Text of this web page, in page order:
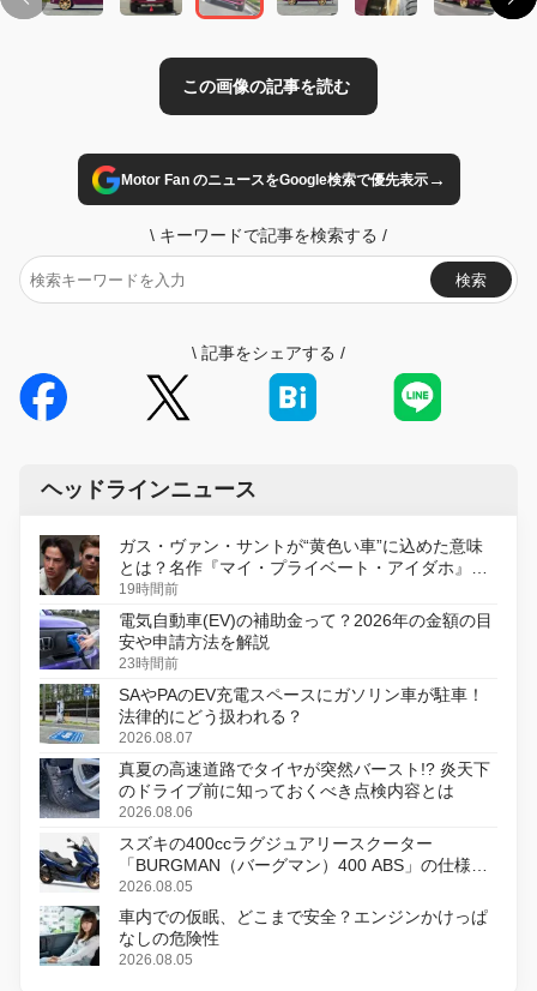
Motor Fan のニュースをGoogle検索で優先表示→
\ キーワードで記事を検索する /
検索
\ 記事をシェアする /
ヘッドラインニュース
ガス・ヴァン・サントが“黄色い車”に込めた意味
とは？名作『マイ・プライベート・アイダホ』が
初のデジタルリマスター版で復活
19時間前
電気自動車(EV)の補助金って？2026年の金額の目
安や申請方法を解説
23時間前
SAやPAのEV充電スペースにガソリン車が駐車！
法律的にどう扱われる？
2026.08.07
真夏の高速道路でタイヤが突然バースト!? 炎天下
のドライブ前に知っておくべき点検内容とは
2026.08.06
スズキの400ccラグジュアリースクーター
「BURGMAN（バーグマン）400 ABS」の仕様を
変更し、8月18日に発売
2026.08.05
車内での仮眠、どこまで安全？エンジンかけっぱ
なしの危険性
2026.08.05